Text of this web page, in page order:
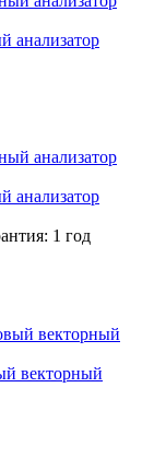
анализатор
анализатор
1 год
векторный